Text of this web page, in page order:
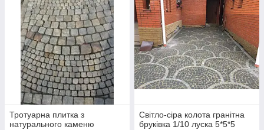
Тротуарна плитка з
натурального каменю
Світло-сіра колота гранітна
бруківка 1/10 луска 5*5*5